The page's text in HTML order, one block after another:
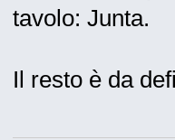
tavolo: Junta.
Il resto è da